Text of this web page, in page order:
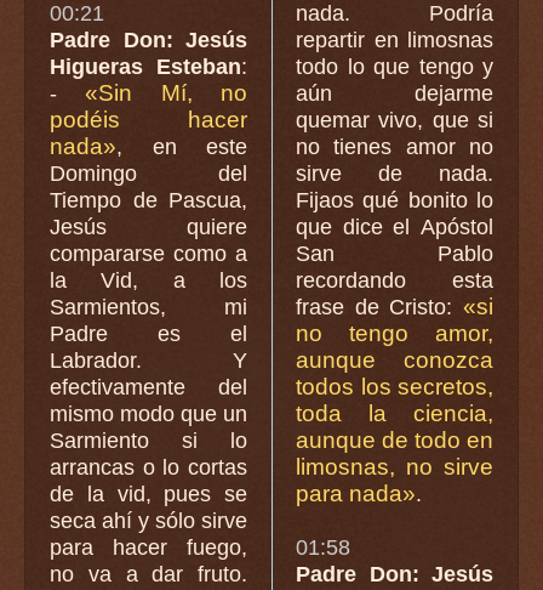
00:21
Padre Don: Jesús
Higueras Esteban:
- «Sin Mí, no
podéis hacer
nada», en este
Domingo del
Tiempo de Pascua,
Jesús quiere
compararse como a
la Vid, a los
Sarmientos, mi
Padre es el
Labrador. Y
efectivamente del
mismo modo que un
Sarmiento si lo
arrancas o lo cortas
de la vid, pues se
seca ahí y sólo sirve
para hacer fuego,
no va a dar fruto.
nada. Podría
repartir en limosnas
todo lo que tengo y
aún dejarme
quemar vivo, que si
no tienes amor no
sirve de nada.
Fijaos qué bonito lo
que dice el Apóstol
San Pablo
recordando esta
frase de Cristo: «si
no tengo amor,
aunque conozca
todos los secretos,
toda la ciencia,
aunque de todo en
limosnas, no sirve
para nada».
01:58
Padre Don: Jesús